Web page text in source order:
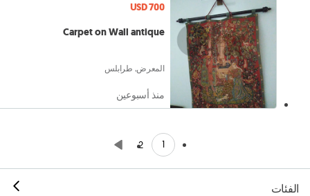
USD 700
Carpet on Wall antique
المعرض, طرابلس
منذ أسبوعين
1
2
الفئات